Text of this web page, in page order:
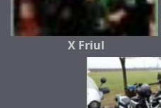
X Friul